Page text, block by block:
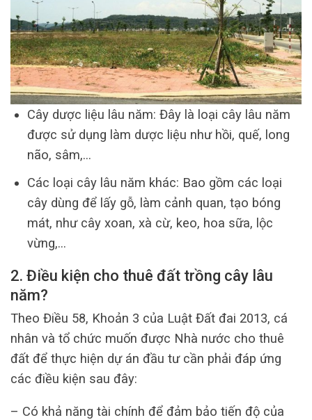
Cây dược liệu lâu năm: Đây là loại cây lâu năm
được sử dụng làm dược liệu như hồi, quế, long
não, sâm,…
Các loại cây lâu năm khác: Bao gồm các loại
cây dùng để lấy gỗ, làm cảnh quan, tạo bóng
mát, như cây xoan, xà cừ, keo, hoa sữa, lộc
vừng,…
2. Điều kiện cho thuê đất trồng cây lâu
năm?
Theo Điều 58, Khoản 3 của Luật Đất đai 2013, cá
nhân và tổ chức muốn được Nhà nước cho thuê
đất để thực hiện dự án đầu tư cần phải đáp ứng
các điều kiện sau đây:
– Có khả năng tài chính để đảm bảo tiến độ của